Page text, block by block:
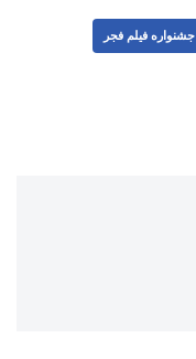
جشنواره فیلم فجر